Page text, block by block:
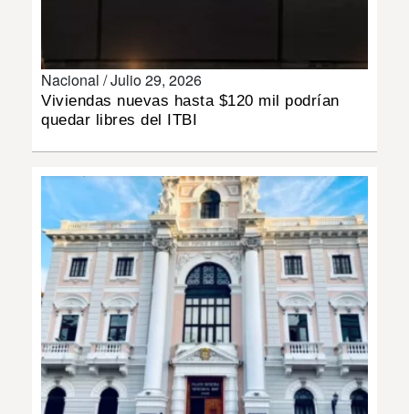
DEPORTES
MUNDO
MULTIMEDIA
IMPRESO
Nacional /Julio 29, 2026
Viviendas nuevas hasta $120 mil podrían
quedar libres del ITBI